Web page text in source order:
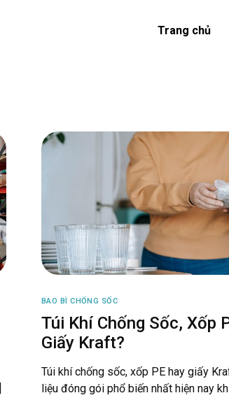
Trang chủ
BAO BÌ CHỐNG SỐC
Túi Khí Chống Sốc, Xốp
Giấy Kraft?
Túi khí chống sốc, xốp PE hay giấy
liệu đóng gói phổ biến nhất hiện nay